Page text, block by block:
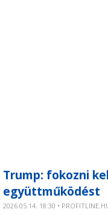
Trump: fokozni
együttműködést
2026.05.14. 18:30 •